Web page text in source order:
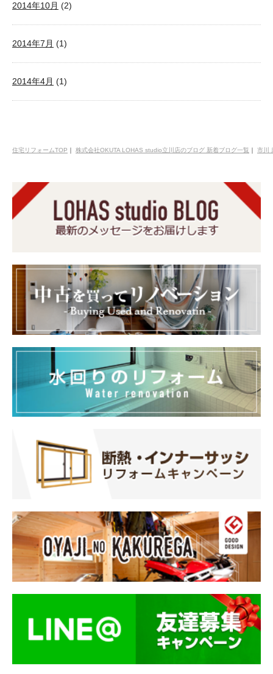
2014年10月 (2)
2014年7月 (1)
2014年4月 (1)
住宅リフォームTOP ｜ 株式会社OKUTA LOHAS studio立川店のブログ 新着ブログ一覧 ｜ 市川